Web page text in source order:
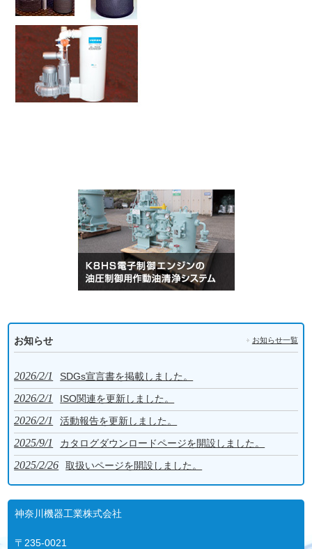
お知らせ お知らせ一覧
2026/2/1 SDGs宣言書を掲載しました。
2026/2/1 ISO関連を更新しました。
2026/2/1 活動報告を更新しました。
2025/9/1 カタログダウンロードページを開設しました。
2025/2/26 取扱いページを開設しました。
神奈川機器工業株式会社
〒235-0021